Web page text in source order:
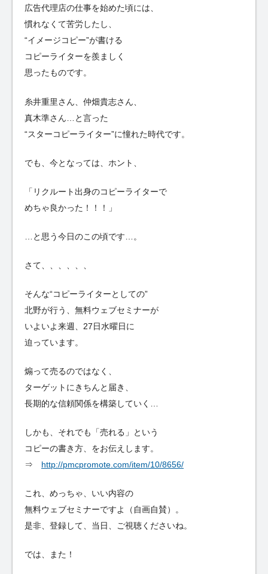
広告代理店の仕事を始めた頃には、
慣れなくて苦労したし、
“イメージコピー”が書ける
コピーライターを羨ましく
思ったものです。
糸井重里さん、仲畑貴志さん、
真木準さん…と言った
“スターコピーライター”に憧れた時代です。
でも、今となっては、ホント、
「リクルート出身のコピーライターで
めちゃ良かった！！！」
…と思う今日のこの頃です…。
さて、、、、、、
そんな“コピーライターとしての”
北野が行う、無料ウェブセミナーが
いよいよ来週、27日水曜日に
迫っています。
煽って売るのではなく、
ターゲットにきちんと届き、
長期的な信頼関係を構築していく…
しかも、それでも「売れる」という
コピーの書き方、をお伝えします。
⇒ http://pmcpromote.com/item/10/8656/
これ、めっちゃ、いい内容の
無料ウェブセミナーですよ（自画自賛）。
是非、登録して、当日、ご視聴くださいね。
では、また！